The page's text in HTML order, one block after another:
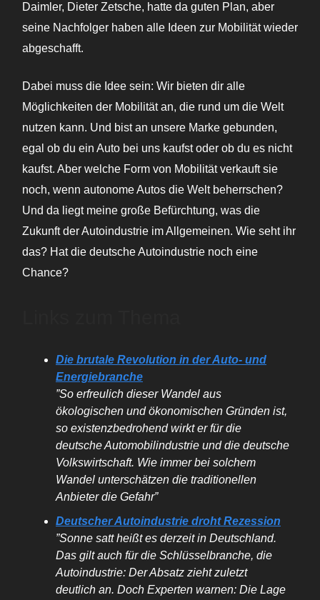
Daimler, Dieter Zetsche, hatte da guten Plan, aber
seine Nachfolger haben alle Ideen zur Mobilität wieder
abgeschafft.
Dabei muss die Idee sein: Wir bieten dir alle
Möglichkeiten der Mobilität an, die rund um die Welt
nutzen kann. Und bist an unsere Marke gebunden,
egal ob du ein Auto bei uns kaufst oder ob du es nicht
kaufst. Aber welche Form von Mobilität verkauft sie
noch, wenn autonome Autos die Welt beherrschen?
Und da liegt meine große Befürchtung, was die
Zukunft der Autoindustrie im Allgemeinen. Wie seht ihr
das? Hat die deutsche Autoindustrie noch eine
Chance?
Die brutale Revolution in der Auto- und
Energiebranche
”So erfreulich dieser Wandel aus
ökologischen und ökonomischen Gründen ist,
so existenzbedrohend wirkt er für die
deutsche Automobilindustrie und die deutsche
Volkswirtschaft. Wie immer bei solchem
Wandel unterschätzen die traditionellen
Anbieter die Gefahr”
Deutscher Autoindustrie droht Rezession
”Sonne satt heißt es derzeit in Deutschland.
Das gilt auch für die Schlüsselbranche, die
Autoindustrie: Der Absatz zieht zuletzt
deutlich an. Doch Experten warnen: Die Lage